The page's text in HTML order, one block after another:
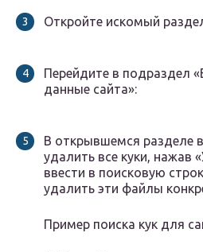
Откройте искомый
Перейдите в подраздел
данные сайта»:
В открывшемся разделе
удалить все куки, нажав
ввести в поисковую
удалить эти файлы
Пример поиска кук для